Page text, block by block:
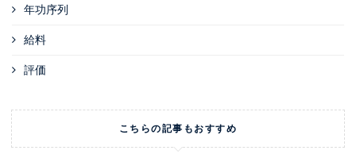
年功序列
給料
評価
こちらの記事もおすすめ